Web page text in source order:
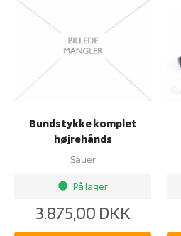
Bundstykke komplet
højrehånds
Sauer
brightness_1 På lager
3.875,00 DKK